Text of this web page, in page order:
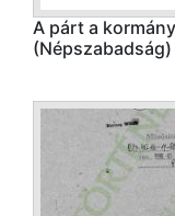
A párt a
(Népszabadság)